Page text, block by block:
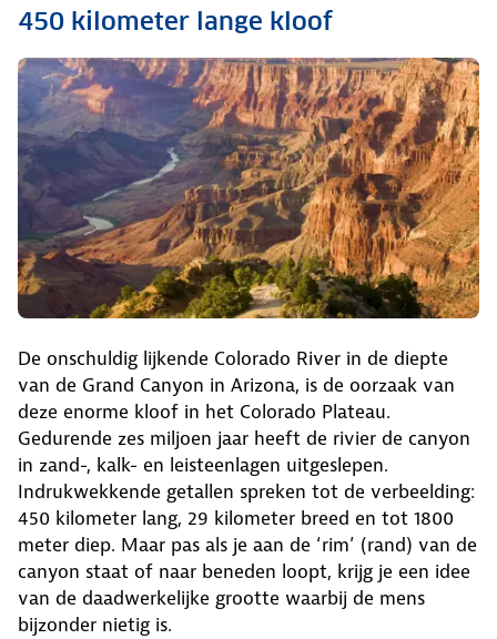
450 kilometer lange kloof
De onschuldig lijkende Colorado River in de diepte
van de Grand Canyon in Arizona, is de oorzaak van
deze enorme kloof in het Colorado Plateau.
Gedurende zes miljoen jaar heeft de rivier de canyon
in zand-, kalk- en leisteenlagen uitgeslepen.
Indrukwekkende getallen spreken tot de verbeelding:
450 kilometer lang, 29 kilometer breed en tot 1800
meter diep. Maar pas als je aan de ‘rim’ (rand) van de
canyon staat of naar beneden loopt, krijg je een idee
van de daadwerkelijke grootte waarbij de mens
bijzonder nietig is.